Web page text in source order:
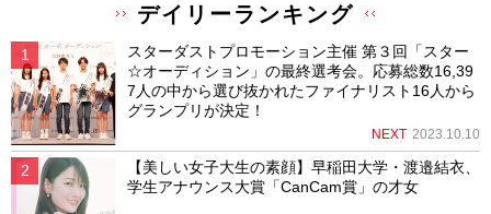
デイリーランキング
スターダストプロモーション主催 第３回「スター
☆オーディション」の最終選考会。応募総数16,39
7人の中から選び抜かれたファイナリスト16人から
グランプリが決定！
NEXT 2023.10.10
【美しい女子大生の素顔】早稲田大学・渡邉結衣、
学生アナウンス大賞「CanCam賞」の才女